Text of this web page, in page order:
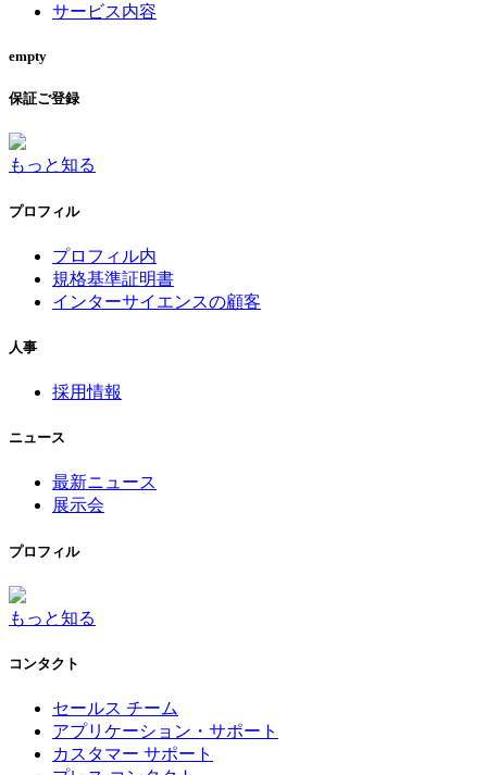
サービス内容
empty
保証ご登録
もっと知る
プロフィル
プロフィル内
規格基準証明書
インターサイエンスの顧客
人事
採用情報
ニュース
最新ニュース
展示会
プロフィル
もっと知る
コンタクト
セールス チーム
アプリケーション・サポート
カスタマー サポート